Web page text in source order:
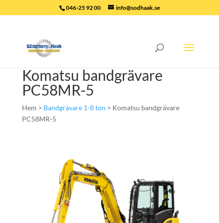
046-25 92 00 info@sodhaak.se
Komatsu bandgrävare
PC58MR-5
Hem > Bandgrävare 1-8 ton > Komatsu bandgrävare
PC58MR-5